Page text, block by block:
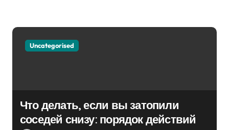
м
Uncategorised
Что делать, если вы затопили
соседей снизу: порядок действий